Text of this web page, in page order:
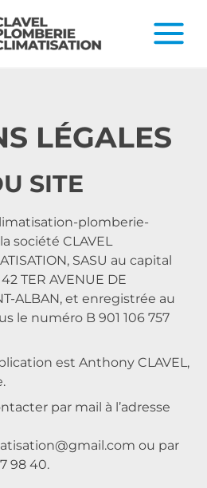
LÉGALES
SITE
plomberie-
société CLAVEL
SASU au capital
TER AVENUE DE
ALBAN, et enregistrée au
le numéro B 901 106 757
est Anthony CLAVEL,
par mail à l’adresse
ou par
98 40.